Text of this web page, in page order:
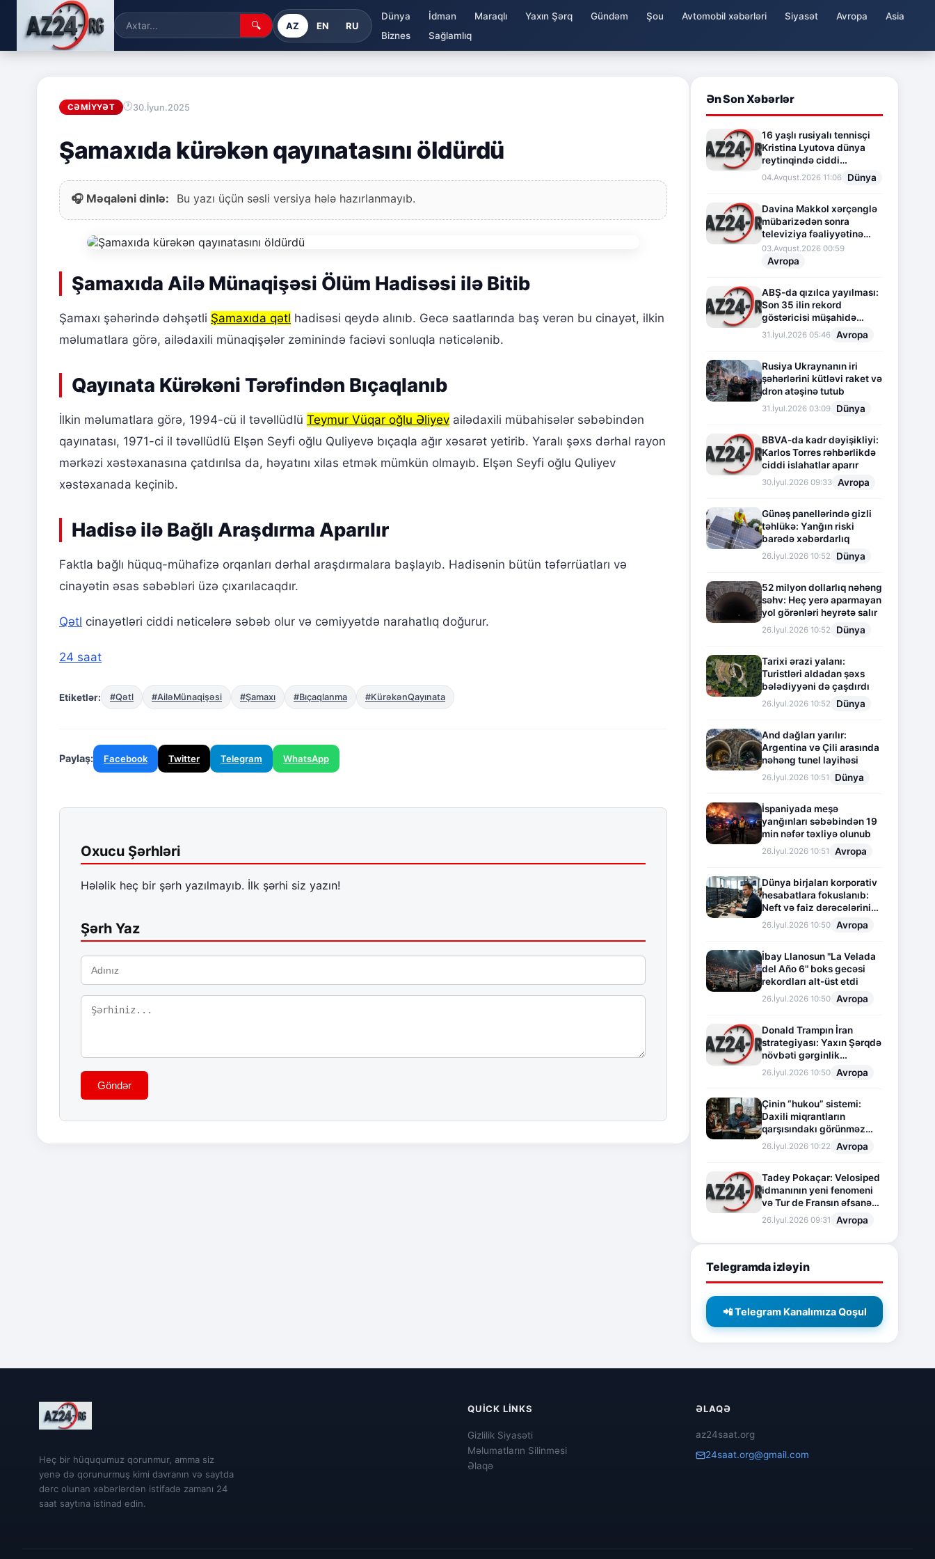
🔍 AZ EN RU
Dünya İdman Maraqlı Yaxın Şərq Gündəm Şou Avtomobil xəbərləri Siyasət Avropa
Asia
Biznes
Sağlamlıq
CƏMIYYƏT 30.İyun.2025
Şamaxıda kürəkən qayınatasını öldürdü
🎧 Məqaləni dinlə: Bu yazı üçün səsli versiya hələ hazırlanmayıb.
Şamaxıda Ailə Münaqişəsi Ölüm Hadisəsi ilə Bitib
Şamaxı şəhərində dəhşətli Şamaxıda qətl hadisəsi qeydə alınıb. Gecə saatlarında baş verən bu cinayət, ilkin
məlumatlara görə, ailədaxili münaqişələr zəminində faciəvi sonluqla nəticələnib.
Qayınata Kürəkəni Tərəfindən Bıçaqlanıb
İlkin məlumatlara görə, 1994-cü il təvəllüdlü Teymur Vüqar oğlu Əliyev ailədaxili mübahisələr səbəbindən
qayınatası, 1971-ci il təvəllüdlü Elşən Seyfi oğlu Quliyevə bıçaqla ağır xəsarət yetirib. Yaralı şəxs dərhal rayon
mərkəzi xəstəxanasına çatdırılsa da, həyatını xilas etmək mümkün olmayıb. Elşən Seyfi oğlu Quliyev
xəstəxanada keçinib.
Hadisə ilə Bağlı Araşdırma Aparılır
Faktla bağlı hüquq-mühafizə orqanları dərhal araşdırmalara başlayıb. Hadisənin bütün təfərrüatları və
cinayətin əsas səbəbləri üzə çıxarılacaqdır.
Qətl cinayətləri ciddi nəticələrə səbəb olur və cəmiyyətdə narahatlıq doğurur.
24 saat
Etiketlər: #Qətl #AiləMünaqişəsi #Şamaxı #Bıçaqlanma #KürəkənQayınata
Paylaş: Facebook Twitter Telegram WhatsApp
Oxucu Şərhləri
Hələlik heç bir şərh yazılmayıb. İlk şərhi siz yazın!
Şərh Yaz
Göndər
Ən Son Xəbərlər
16 yaşlı rusiyalı tennisçi
Kristina Lyutova dünya
reytinqində ciddi
irəliləyişə imza atdı
04.Avqust.2026 11:06 Dünya
Davina Makkol xərçənglə
mübarizədən sonra
televiziya fəaliyyətinə
fasilə verir
03.Avqust.2026 00:59
Avropa
ABŞ-da qızılca yayılması:
Son 35 ilin rekord
göstəricisi müşahidə
olunur
31.İyul.2026 05:46 Avropa
Rusiya Ukraynanın iri
şəhərlərini kütləvi raket və
dron atəşinə tutub
31.İyul.2026 03:09 Dünya
BBVA-da kadr dəyişikliyi:
Karlos Torres rəhbərlikdə
ciddi islahatlar aparır
30.İyul.2026 09:33 Avropa
Günəş panellərində gizli
təhlükə: Yanğın riski
barədə xəbərdarlıq
26.İyul.2026 10:52 Dünya
52 milyon dollarlıq nəhəng
səhv: Heç yerə aparmayan
yol görənləri heyrətə salır
26.İyul.2026 10:52 Dünya
Tarixi ərazi yalanı:
Turistləri aldadan şəxs
bələdiyyəni də çaşdırdı
26.İyul.2026 10:52 Dünya
And dağları yarılır:
Argentina və Çili arasında
nəhəng tunel layihəsi
26.İyul.2026 10:51 Dünya
İspaniyada meşə
yanğınları səbəbindən 19
min nəfər təxliyə olunub
26.İyul.2026 10:51 Avropa
Dünya birjaları korporativ
hesabatlara fokuslanıb:
Neft və faiz dərəcələrinin
təsiri altında cari vəziyyət
26.İyul.2026 10:50 Avropa
İbay Llanosun "La Velada
del Año 6" boks gecəsi
rekordları alt-üst etdi
26.İyul.2026 10:50 Avropa
Donald Trampın İran
strategiyası: Yaxın Şərqdə
növbəti gərginlik
mərhələsi
26.İyul.2026 10:50 Avropa
Çinin “hukou” sistemi:
Daxili miqrantların
qarşısındakı görünməz
sədd
26.İyul.2026 10:22 Avropa
Tadey Pokaçar: Velosiped
idmanının yeni fenomeni
və Tur de Fransın əfsanəvi
səhifəsi
26.İyul.2026 09:31 Avropa
Telegramda izləyin
📲 Telegram Kanalımıza Qoşul
Heç bir hüququmuz qorunmur, amma siz
yenə də qorunurmuş kimi davranın və saytda
dərc olunan xəbərlərdən istifadə zamanı 24
saat saytına istinad edin.
QUICK LINKS
Gizlilik Siyasəti
Məlumatların Silinməsi
Əlaqə
ƏLAQƏ
az24saat.org
24saat.org@gmail.com